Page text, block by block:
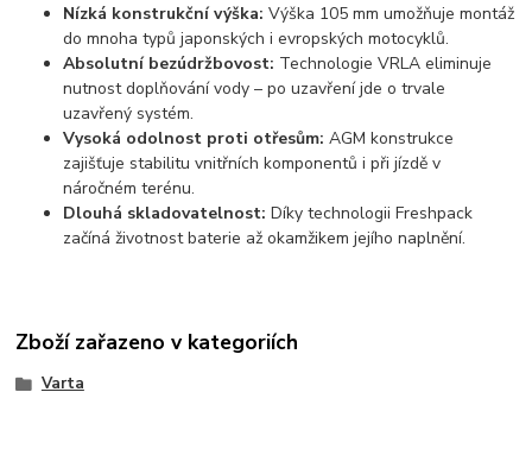
Nízká konstrukční výška: Výška 105 mm umožňuje montáž
do mnoha typů japonských i evropských motocyklů.
Absolutní bezúdržbovost: Technologie VRLA eliminuje
nutnost doplňování vody – po uzavření jde o trvale
uzavřený systém.
Vysoká odolnost proti otřesům: AGM konstrukce
zajišťuje stabilitu vnitřních komponentů i při jízdě v
náročném terénu.
Dlouhá skladovatelnost: Díky technologii Freshpack
začíná životnost baterie až okamžikem jejího naplnění.
Zboží zařazeno v kategoriích
Varta